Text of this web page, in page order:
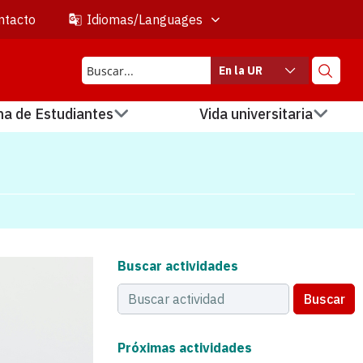
Idiomas/Languages
En la UR
de Estudiantes Vida universitaria
Buscar actividades
Buscar
Próximas actividades